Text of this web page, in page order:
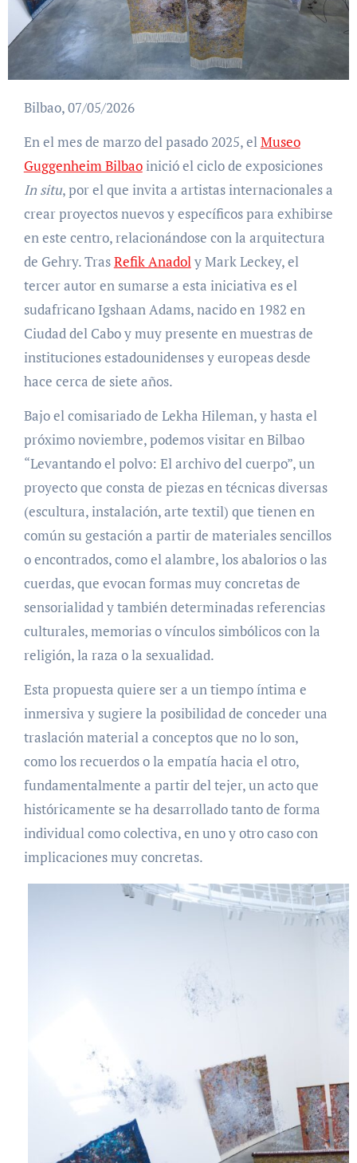
Bilbao,07/05/2026
En el mes de marzo del pasado 2025, elMuseo
Guggenheim Bilbaoinició el ciclo de exposiciones
In situ, por el que invita a artistas internacionales a
crear proyectos nuevos y específicos para exhibirse
en este centro, relacionándose con la arquitectura
de Gehry. TrasRefik Anadoly Mark Leckey, el
tercer autor en sumarse a esta iniciativa es el
sudafricano Igshaan Adams, nacido en 1982 en
Ciudad del Cabo y muy presente en muestras de
instituciones estadounidenses y europeas desde
hace cerca de siete años.
Bajo el comisariado de Lekha Hileman, y hasta el
próximo noviembre, podemos visitar en Bilbao
“Levantando el polvo: El archivo del cuerpo”, un
proyecto que consta de piezas en técnicas diversas
(escultura, instalación, arte textil) que tienen en
común su gestación a partir de materiales sencillos
o encontrados, como el alambre, los abalorios o las
cuerdas, que evocan formas muy concretas de
sensorialidad y también determinadas referencias
culturales, memorias o vínculos simbólicos con la
religión, la raza o la sexualidad.
Esta propuesta quiere ser a un tiempo íntima e
inmersiva y sugiere la posibilidad de conceder una
traslación material a conceptos que no lo son,
como los recuerdos o la empatía hacia el otro,
fundamentalmente a partir del tejer, un acto que
históricamente se ha desarrollado tanto de forma
individual como colectiva, en uno y otro caso con
implicaciones muy concretas.